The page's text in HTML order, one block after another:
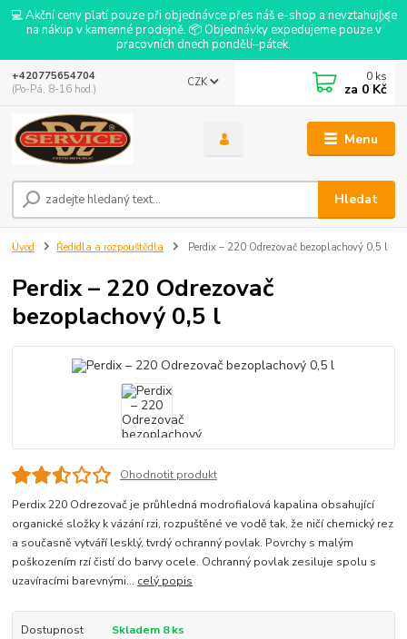
💻 Akční ceny platí pouze při objednávce přes náš e-shop a nevztahují se
na nákup v kamenné prodejně. 📦 Objednávky expedujeme pouze v
pracovních dnech pondělí–pátek.
Menu
CZK
Hledat
+420775654704
(Po-Pá, 8-16 hod.)
0 ks
za 0 Kč
Úvod Ředidla a rozpouštědla Perdix – 220 Odrezovač bezoplachový 0,5 l
Perdix – 220 Odrezovač
bezoplachový 0,5 l
Ohodnotit produkt
Perdix 220 Odrezovač je průhledná modrofialová kapalina obsahující
organické složky k vázání rzi, rozpuštěné ve vodě tak, že ničí chemický rez
a současně vytváří lesklý, tvrdý ochranný povlak. Povrchy s malým
poškozením rzí čistí do barvy ocele. Ochranný povlak zesiluje spolu s
uzavíracími barevnými... celý popis
Dostupnost
Skladem 8 ks